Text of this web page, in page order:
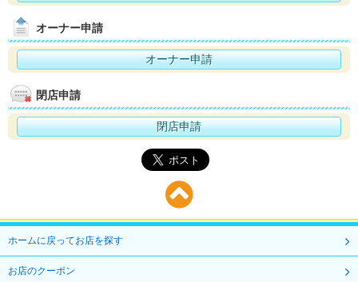
オーナー申請
オーナー申請
閉店申請
閉店申請
ホームに戻ってお店を探す
お店のクーポン